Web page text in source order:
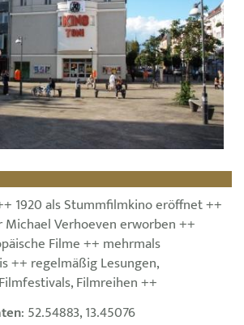
1920 als Stummfilmkino eröffnet ++
Michael Verhoeven erworben ++
Filme ++ mehrmals
++ regelmäßig Lesungen,
Filmreihen ++
: 52.54883, 13.45076